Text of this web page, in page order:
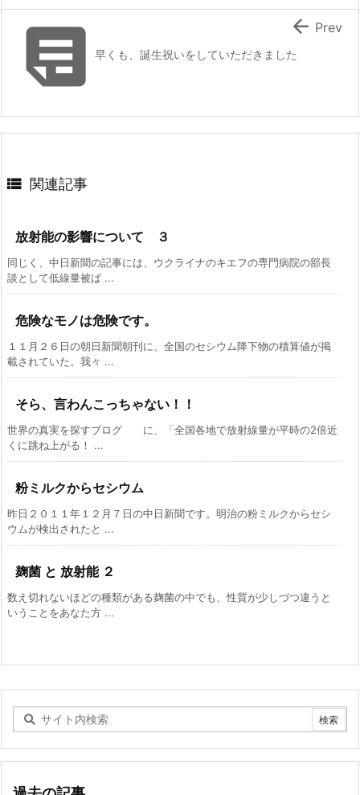
早くも、誕生祝いをしていただきました
 Prev
 関連記事
放射能の影響について ３
同じく、中日新聞の記事には、ウクライナのキエフの専門病院の部長
談として低線量被ば ...
危険なモノは危険です。
１１月２６日の朝日新聞朝刊に、全国のセシウム降下物の積算値が掲
載されていた。我々 ...
そら、言わんこっちゃない！！
世界の真実を探すブログ に、「全国各地で放射線量が平時の2倍近
くに跳ね上がる！ ...
粉ミルクからセシウム
昨日２０１１年１２月７日の中日新聞です。明治の粉ミルクからセシ
ウムが検出されたと ...
麹菌 と 放射能 ２
数え切れないほどの種類がある麹菌の中でも、性質が少しづつ違うと
いうことをあなた方 ...